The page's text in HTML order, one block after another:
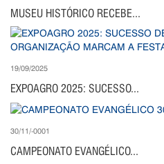
MUSEU HISTÓRICO RECEBE...
19/09/2025
EXPOAGRO 2025: SUCESSO...
30/11/-0001
CAMPEONATO EVANGÉLICO...